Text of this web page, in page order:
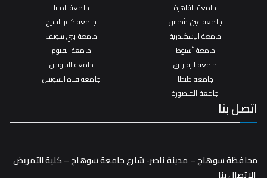
جامعة القاهرة
جامعة عين شمس
جامعة الإسكندرية
جامعة أسيوط
جامعة الزقازيق
جامعة طنطا
جامعة المنصورة
جامعة المنيا
جامعة كفر الشيخ
جامعة بني سويف
جامعة الفيوم
جامعة السويس
جامعة قناة السويس
اتصل بنا
محافظة سوهاج – مدينة ناصر- شارع جامعة سوهاج – كلية التمريض